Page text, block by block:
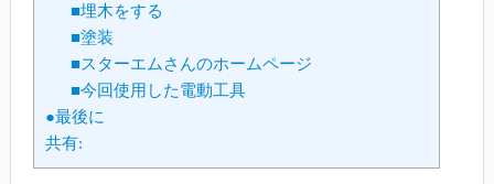
■埋木をする
■塗装
■スターエムさんのホームページ
■今回使用した電動工具
●最後に
共有: